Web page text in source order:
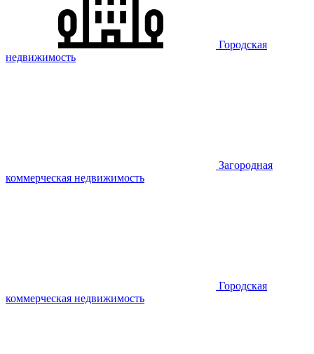
Городская
недвижимость
Загородная
коммерческая недвижимость
Городская
коммерческая недвижимость